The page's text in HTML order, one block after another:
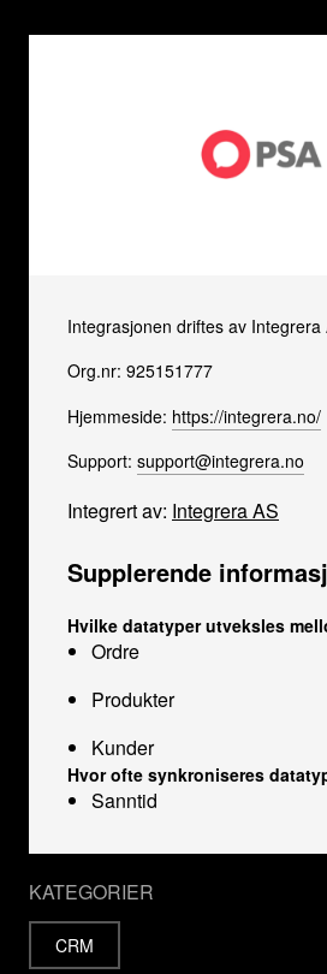
Integrasjonen driftes av Integrera
Org.nr: 925151777
Hjemmeside: https://integrera.no/
Support: support@integrera.no
Integrert av: Integrera AS
Supplerende
Hvilke datatyper utveksles
Ordre
Produkter
Kunder
Hvor ofte synkroniseres
Sanntid
KATEGORIER
CRM